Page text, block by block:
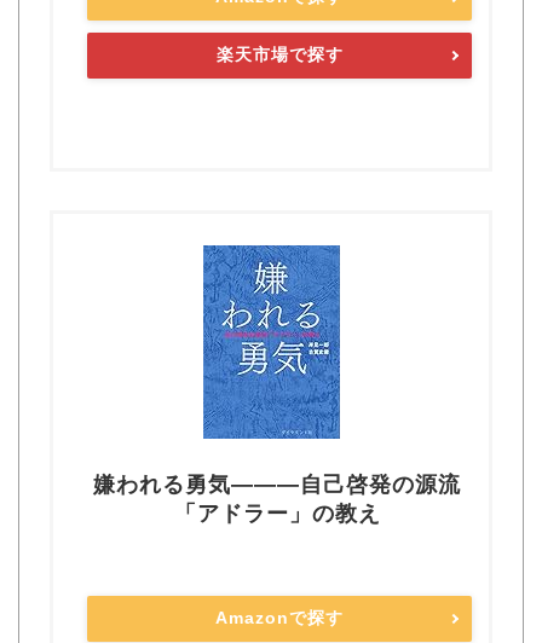
楽天市場で探す
嫌われる勇気―――自己啓発の源流
「アドラー」の教え
Amazonで探す